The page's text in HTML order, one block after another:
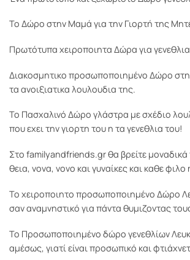
Το Δώρο στην Μαμά για την Γιορτή της
Πρωτότυπα χειροποιητα Δώρα για
Διακοσμητικο προσωποποιημένο Δώρο στη
τα ανοιξιατικα λουλουδια της.
Το Πασχαλινό Δώρο γλάστρα με σχέδιο
που εχει την γιορτη του η τα γενεθλια του!
Στο familyandfriends.gr θα βρείτε
θεια, νονα, νονο και γυναίκες και καθε φιλο
Το χειροποιητο προσωποποιημένο Δώρο
σαν αναμνηστικό για πάντα θυμιζοντας
Το Προσωποποιημένo δώρο γενεθλίων
αμέσως, γιατί είναι προσωπικό και